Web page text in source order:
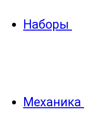
Наборы
Механика